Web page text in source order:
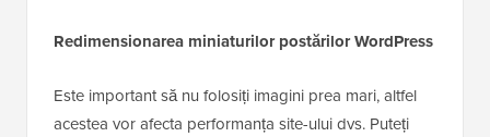
Redimensionarea miniaturilor postărilor WordPress
Este important să nu folosiți imagini prea mari, altfel
acestea vor afecta performanța site-ului dvs. Puteți